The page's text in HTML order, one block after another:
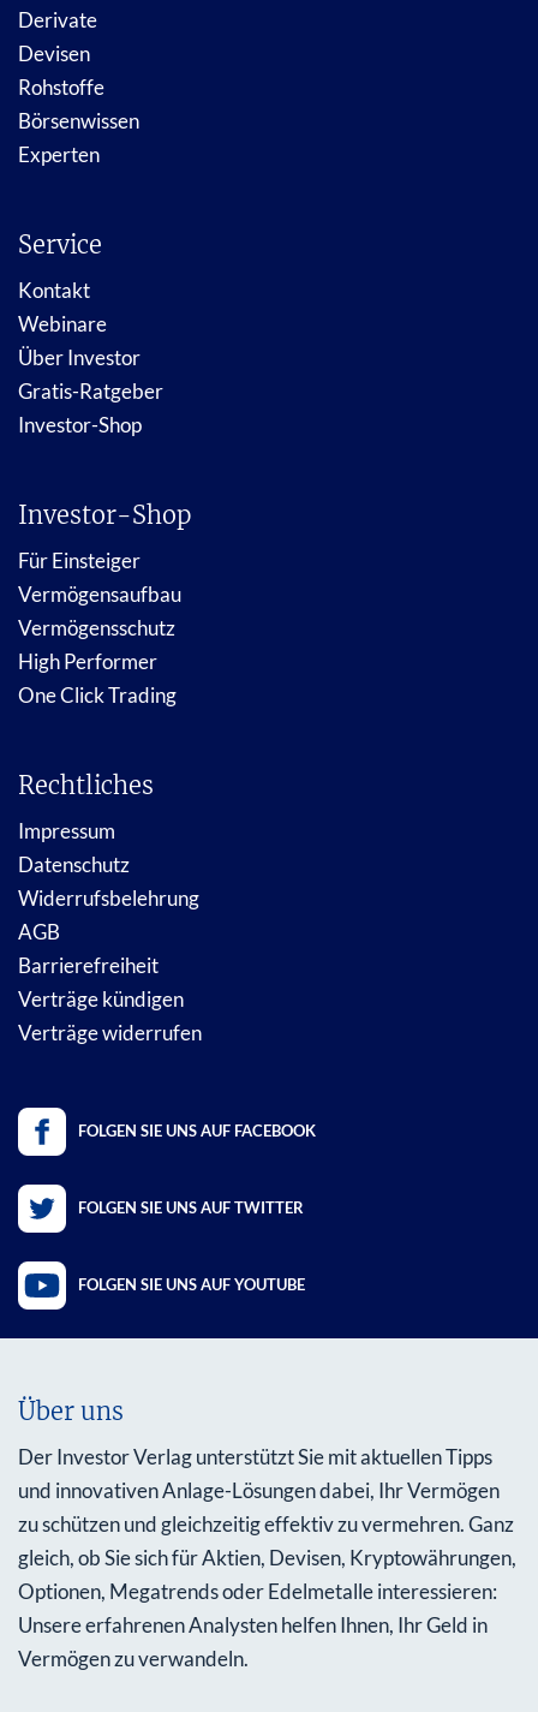
Derivate
Devisen
Rohstoffe
Börsenwissen
Experten
Service
Kontakt
Webinare
Über Investor
Gratis-Ratgeber
Investor-Shop
Investor-Shop
Für Einsteiger
Vermögensaufbau
Vermögensschutz
High Performer
One Click Trading
Rechtliches
Impressum
Datenschutz
Widerrufsbelehrung
AGB
Barrierefreiheit
Verträge kündigen
Verträge widerrufen
FOLGEN SIE UNS AUF FACEBOOK
FOLGEN SIE UNS AUF TWITTER
FOLGEN SIE UNS AUF YOUTUBE
Über uns
Der Investor Verlag unterstützt Sie mit aktuellen Tipps
und innovativen Anlage-Lösungen dabei, Ihr Vermögen
zu schützen und gleichzeitig effektiv zu vermehren. Ganz
gleich, ob Sie sich für Aktien, Devisen, Kryptowährungen,
Optionen, Megatrends oder Edelmetalle interessieren:
Unsere erfahrenen Analysten helfen Ihnen, Ihr Geld in
Vermögen zu verwandeln.